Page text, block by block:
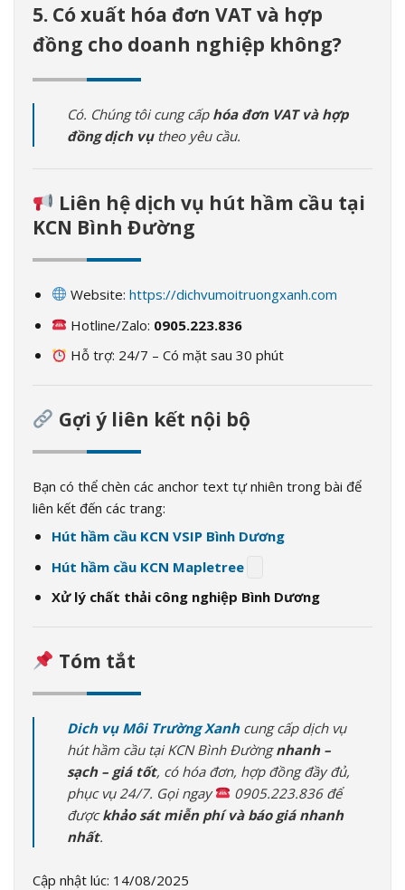
5. Có xuất hóa đơn VAT và hợp
đồng cho doanh nghiệp không?
Có. Chúng tôi cung cấp hóa đơn VAT và hợp
đồng dịch vụtheo yêu cầu.
Liên hệ dịch vụ hút hầm cầu tại
KCN Bình Đường
Website: https://dichvumoitruongxanh.com
Hotline/Zalo: 0905.223.836
Hỗ trợ: 24/7 – Có mặt sau 30 phút
Gợi ý liên kết nội bộ
Bạn có thể chèn các anchor text tự nhiên trong bài để
liên kết đến các trang:
Hút hầm cầu KCN VSIP Bình Dương
Hút hầm cầu KCN Mapletree
Xử lý chất thải công nghiệp Bình Dương
Tóm tắt
Dich vụ Môi Trường Xanhcung cấp dịch vụ
hút hầm cầu tại KCN Bình Đườngnhanh –
sạch – giá tốt, có hóa đơn, hợp đồng đầy đủ,
phục vụ 24/7. Gọi ngay
0905.223.836 để
đượckhảo sát miễn phí và báo giá nhanh
nhất.
Cập nhật lúc: 14/08/2025